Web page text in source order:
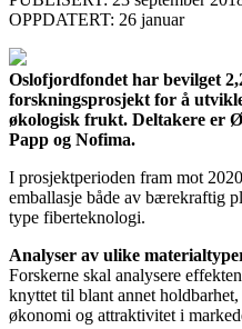
OPPDATERT: 26 januar
Oslofjordfondet har bevilget
forskningsprosjekt for å
økologisk frukt. Deltakere er
Papp og Nofima.
I prosjektperioden fram mot
emballasje både av bærekraftig
type fiberteknologi.
Analyser av ulike
Forskerne skal analysere
knyttet til blant annet
økonomi og attraktivitet i